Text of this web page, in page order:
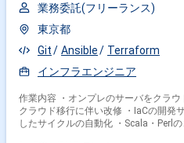
ェクトのインフラ設計・構築・運用に
を歓迎するカルチャーの中で、大きな
と技術的成長を両立できる環境です。 【開発環境】 ・複数の新規および
運用中のゲームタイトルに対し、SRE
築・運用を担当する体制となっており
り、勉強会参加やR&Dなどを通じて継
す。
業務委託(フリーランス)
東京都
Git
Ansible
Terraform
インフラエンジニア
作業内容 ・オンプレのサーバをクラ
クラウド移行に伴い改修 ・IaCの開発
したサイクルの自動化 ・Scala・Perl